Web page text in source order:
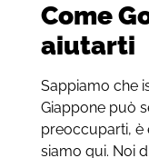
Come
aiutarti
Sappiamo che
Giappone può
preoccuparti, è
siamo qui. Noi